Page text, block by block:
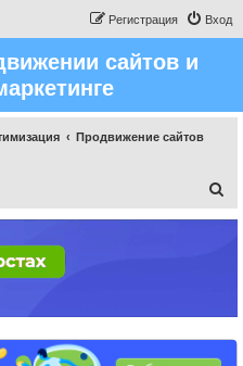
Вход
Регистрация
сайтов и
Продвижение сайтов